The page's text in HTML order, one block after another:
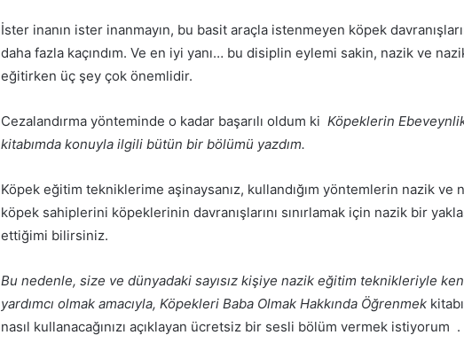
İster inanın ister inanmayın, bu basit araçla istenmeyen köpek
daha fazla kaçındım. Ve en iyi yanı… bu disiplin eylemi sakin, nazik ve
eğitirken üç şey çok önemlidir.
Cezalandırma yönteminde o kadar başarılı oldum ki Köpeklerin
kitabımda konuyla ilgili bütün bir bölümü yazdım.
Köpek eğitim tekniklerime aşinaysanız, kullandığım yöntemlerin nazik ve
köpek sahiplerini köpeklerinin davranışlarını sınırlamak için nazik bir
ettiğimi bilirsiniz.
Bu nedenle, size ve dünyadaki sayısız kişiye nazik eğitim teknikleriyle
yardımcı olmak amacıyla, Köpekleri Baba Olmak Hakkında Öğrenmek
nasıl kullanacağınızı açıklayan ücretsiz bir sesli bölüm vermek istiyorum .